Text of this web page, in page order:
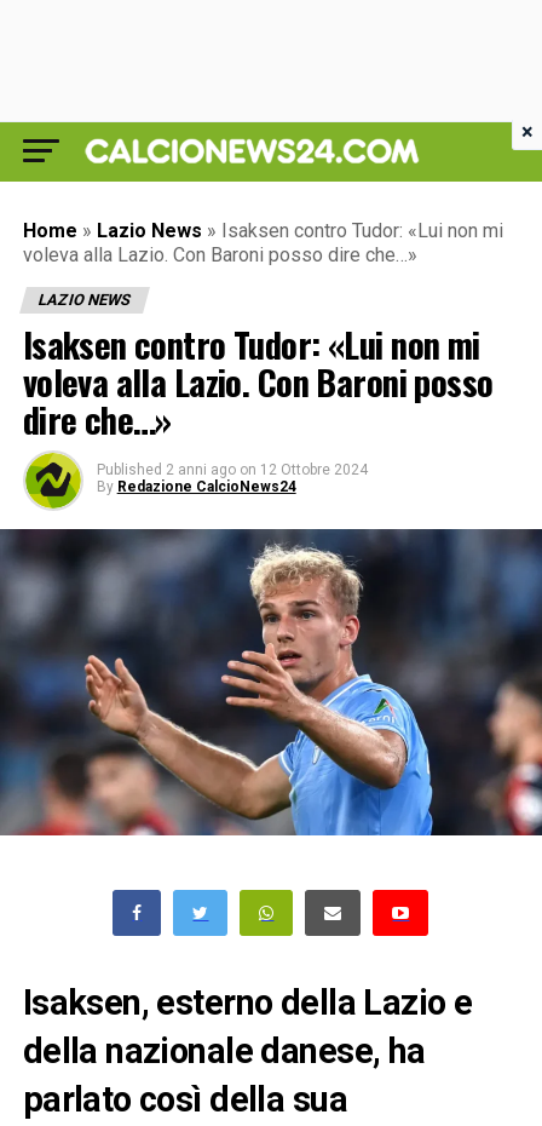
Home » Lazio News » Isaksen contro Tudor: «Lui non mi
voleva alla Lazio. Con Baroni posso dire che…»
LAZIO NEWS
Isaksen contro Tudor: «Lui non mi
voleva alla Lazio. Con Baroni posso
dire che…»
Published 2 anni ago on 12 Ottobre 2024
By Redazione CalcioNews24
Isaksen, esterno della Lazio e
della nazionale danese, ha
parlato così della sua
×